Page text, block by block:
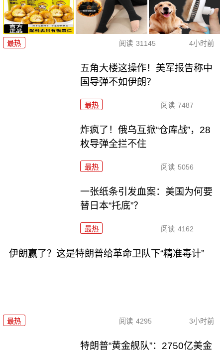
最热 阅读 31145 4小时前
五角大楼这操作！美军报告称中
国导弹不如伊朗？
最热 阅读 7487
炸疯了！俄乌互掀“仓库战”，28
枚导弹全拦不住
最热 阅读 5056
一张纸条引发血案：美国为何要
替日本“托底”？
最热 阅读 4162
伊朗赢了？这是特朗普给革命卫队下“精准毒计”
最热 阅读 4295 3小时前
特朗普“黄金舰队”：2750亿美金